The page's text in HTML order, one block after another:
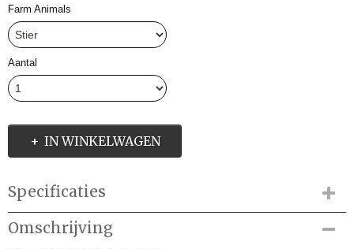
Farm Animals
Aantal
IN WINKELWAGEN
Specificaties
Productcode
IMD4648125
Omschrijving